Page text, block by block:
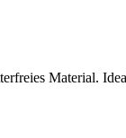
Material.